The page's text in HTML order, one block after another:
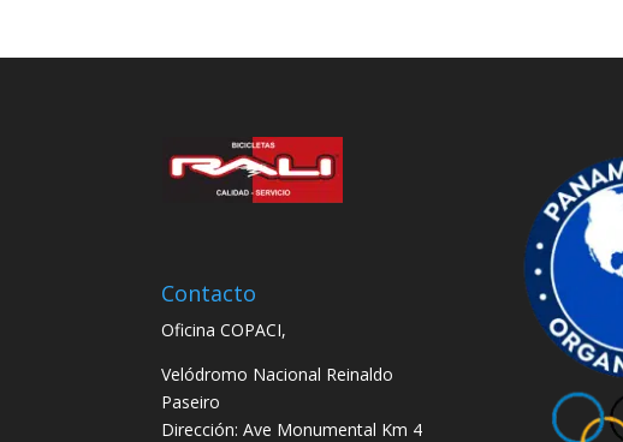
Contacto
Oficina COPACI,
Velódromo Nacional Reinaldo
Paseiro
Dirección: Ave Monumental Km 4